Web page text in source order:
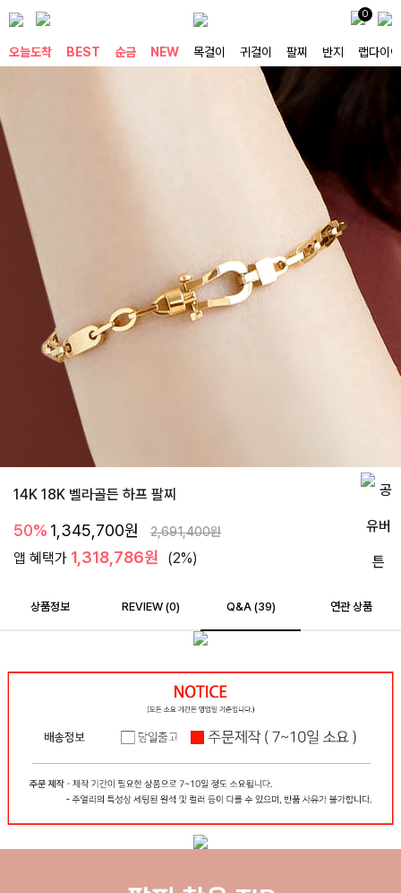
0
오늘도착 BEST 순금 NEW 목걸이 귀걸이 팔찌 반지 랩다이아
14K 18K 벨라골든 하프 팔찌
50% 1,345,700원 2,691,400원
앱 혜택가 1,318,786원 (2%)
상품정보 REVIEW (0) Q&A (39) 연관 상품